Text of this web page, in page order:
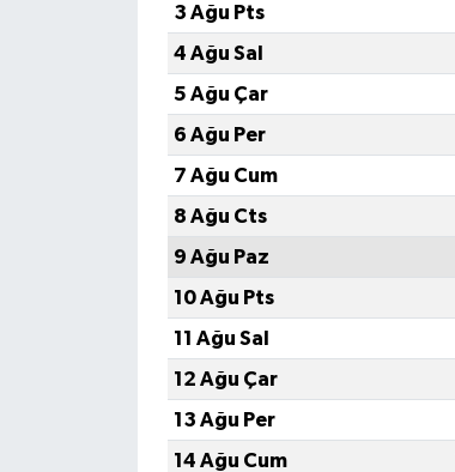
3 Ağu Pts
4 Ağu Sal
5 Ağu Çar
6 Ağu Per
7 Ağu Cum
8 Ağu Cts
9 Ağu Paz
10 Ağu Pts
11 Ağu Sal
12 Ağu Çar
13 Ağu Per
14 Ağu Cum